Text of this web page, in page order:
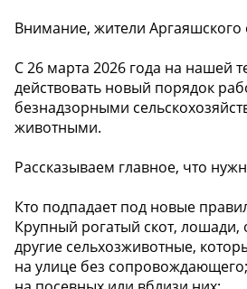
Внимание, жители Аргаяшского
С 26 марта 2026 года на нашей
действовать новый порядок
безнадзорными
животными.
Рассказываем главное, что
Кто подпадает под новые
Крупный рогатый скот, лошади,
другие сельхозживотные,
на улице без сопровождающего;